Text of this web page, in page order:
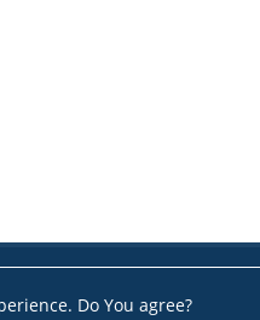
Do You agree?